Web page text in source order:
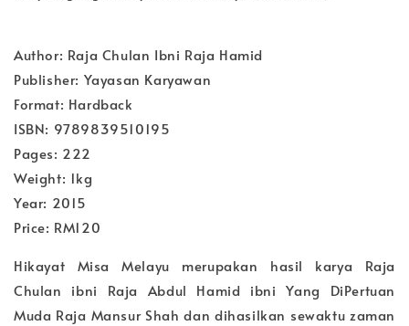
Author: Raja Chulan Ibni Raja Hamid
Publisher: Yayasan Karyawan
Format: Hardback
ISBN: 9789839510195
Pages: 222
Weight: 1kg
Year: 2015
Price: RM120
Hikayat Misa Melayu merupakan hasil karya Raja
Chulan ibni Raja Abdul Hamid ibni Yang DiPertuan
Muda Raja Mansur Shah dan dihasilkan sewaktu zaman